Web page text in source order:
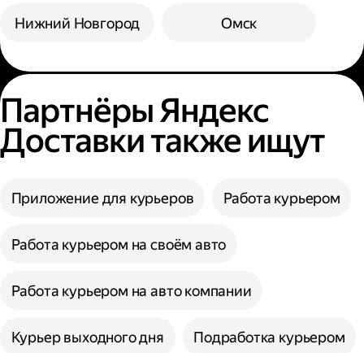
Нижний Новгород Омск
Партнёры Яндекс
Доставки также ищут
Приложение для курьеров Работа курьером
Работа курьером на своём авто
Работа курьером на авто компании
Курьер выходного дня Подработка курьером